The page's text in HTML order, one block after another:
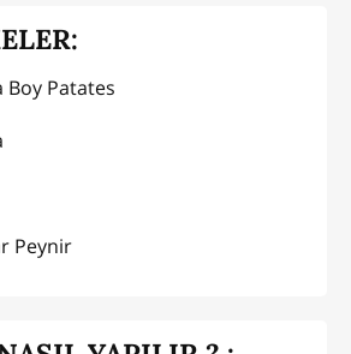
Boy Patates
Peynir